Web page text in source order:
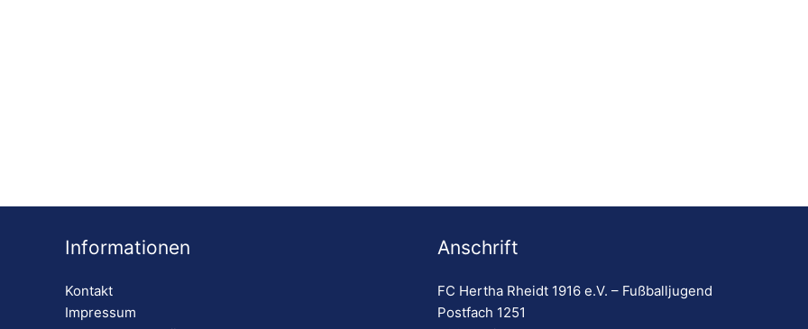
Informationen
Kontakt
Impressum
Anschrift
FC Hertha Rheidt 1916 e.V. – Fußballjugend
Postfach 1251